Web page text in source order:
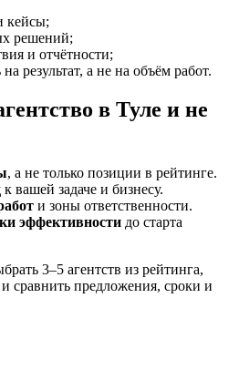
кейсы;
решений;
и отчётности;
результат, а не на объём работ.
в Туле и не
, а не только позиции в рейтинге.
к вашей задаче и бизнесу.
и зоны ответственности.
эффективности до старта
3–5 агентств из рейтинга,
сравнить предложения, сроки и